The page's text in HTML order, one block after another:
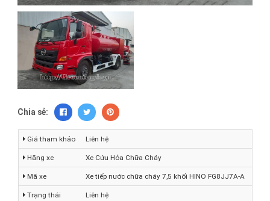
Giá tham khảo Liên hệ
Hãng xe Xe Cứu Hỏa Chữa Cháy
Mã xe Xe tiếp nước chữa cháy 7,5 khối HINO FG8JJ7A-A